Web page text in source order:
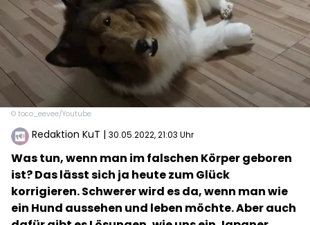
© toco_eevee/Youtube
Redaktion KuT | 30.05.2022, 21:03 Uhr
Was tun, wenn man im falschen Körper geboren
ist? Das lässt sich ja heute zum Glück
korrigieren. Schwerer wird es da, wenn man wie
ein Hund aussehen und leben möchte. Aber auch